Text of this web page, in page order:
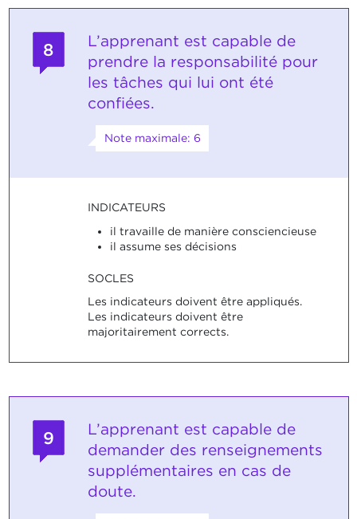
8
L’apprenant est capable de
prendre la responsabilité pour
les tâches qui lui ont été
confiées.
Note maximale: 6
INDICATEURS
il travaille de manière consciencieuse
il assume ses décisions
SOCLES
Les indicateurs doivent être appliqués.
Les indicateurs doivent être
majoritairement corrects.
9
L’apprenant est capable de
demander des renseignements
supplémentaires en cas de
doute.